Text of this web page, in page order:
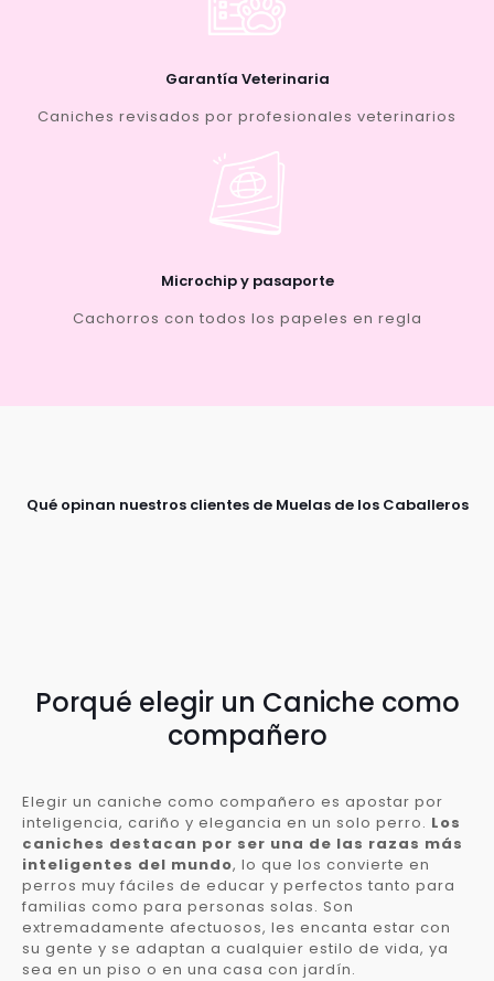
Garantía Veterinaria
Caniches revisados por profesionales veterinarios
Microchip y pasaporte
Cachorros con todos los papeles en regla
Qué opinan nuestros clientes de Muelas de los Caballeros
Porqué elegir un Caniche como
compañero
Elegir un caniche como compañero es apostar por
inteligencia, cariño y elegancia en un solo perro. Los
caniches destacan por ser una de las razas más
inteligentes del mundo, lo que los convierte en
perros muy fáciles de educar y perfectos tanto para
familias como para personas solas. Son
extremadamente afectuosos, les encanta estar con
su gente y se adaptan a cualquier estilo de vida, ya
sea en un piso o en una casa con jardín.